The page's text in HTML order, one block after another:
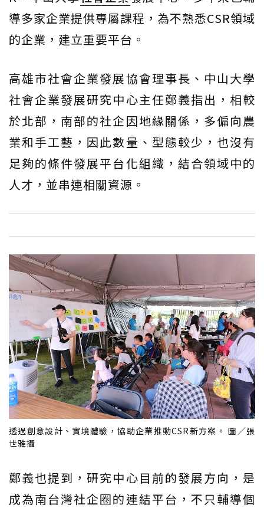
導多家企業提供專屬課程，為不熟悉CSR領域
的企業，建立重要平台。
高雄市社會企業發展協會理事長、中山大學
社會企業發展研究中心主任鄭義指出，相較
於北部，南部的社企因地緣關係，多偏向農
業和手工藝，因此數量、型態較少，也沒有
足夠的條件發展平台化組織，結合領域中的
人才，並串連相關資源。
透過創意設計、實境體驗，協助企業推動CSR新方案。 圖／張
世雅攝
鄭義也提到，研究中心目前的發展方向，是
成為南台灣社企圈的連結平台，不只輔導個